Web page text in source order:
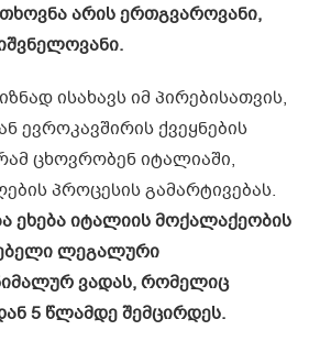
არის ერთგვაროვანი,
ისახავს იმ პირებისათვის,
ევროკავშირის ქვეყნების
ცხოვრობენ იტალიაში,
პროცესის გამარტივებას.
ეხება იტალიის მოქალაქეობის
ლეგალური
ვადას, რომელიც
5 წლამდე შემცირდეს.